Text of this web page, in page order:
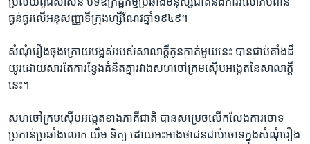
ធ្ងន់ធ្ងរ​លើ​អនុសញ្ញា​ទីក្រុង​ហ្សឺណែវ​ឆ្នាំ​១៩៤៩។​
សំណុំ​រឿង​ចុងក្រោយ​បង្អស់​របស់​សាលាក្តី​កូន​កាត់​មួយ​នេះ បាន​ជាប់​គាំង​ដ៏​
យូរ​ដោយសារតែ​ការ​ខ្វែង​គំនិត​គ្នា​រវាង​សហ​ចៅក្រម​ស៊ើប​អង្កេត​នៃ​សាលាក្តី​
នេះ។
​សហ​ចៅក្រម​ស៊ើប​អង្កេត​ខាង​ភាគី​ជាតិ​ បាន​សម្រេច​លើកលែង​ការ​ចោទ​
ប្រកាន់​ប្រឆាំង​លោក យឹម ទិត្យ ដោយ​អះអាង​ថា​ជន​ជាប់​ចោទ​ក្នុង​សំណុំ​រឿង​